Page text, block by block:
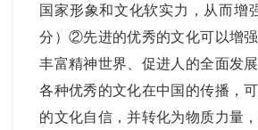
国家形象和文化软实力，从而增
分）②先进的优秀的文化可以增强
丰富精神世界、促进人的全面发
各种优秀的文化在中国的传播，
的文化自信，并转化为物质力量